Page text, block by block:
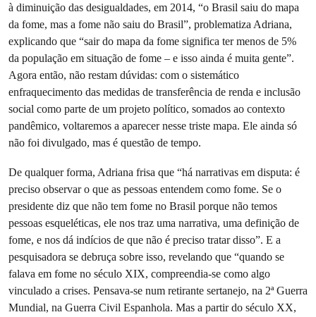
à diminuição das desigualdades, em 2014, “o Brasil saiu do mapa
da fome, mas a fome não saiu do Brasil”, problematiza Adriana,
explicando que “sair do mapa da fome significa ter menos de 5%
da população em situação de fome – e isso ainda é muita gente”.
Agora então, não restam dúvidas: com o sistemático
enfraquecimento das medidas de transferência de renda e inclusão
social como parte de um projeto político, somados ao contexto
pandêmico, voltaremos a aparecer nesse triste mapa. Ele ainda só
não foi divulgado, mas é questão de tempo.
De qualquer forma, Adriana frisa que “há narrativas em disputa: é
preciso observar o que as pessoas entendem como fome. Se o
presidente diz que não tem fome no Brasil porque não temos
pessoas esqueléticas, ele nos traz uma narrativa, uma definição de
fome, e nos dá indícios de que não é preciso tratar disso”. E a
pesquisadora se debruça sobre isso, revelando que “quando se
falava em fome no século XIX, compreendia-se como algo
vinculado a crises. Pensava-se num retirante sertanejo, na 2ª Guerra
Mundial, na Guerra Civil Espanhola. Mas a partir do século XX,